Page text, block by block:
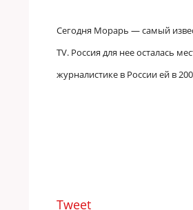
Сегодня Морарь — самый
TV. Россия для нее осталась
журналистике в России ей в
Tweet